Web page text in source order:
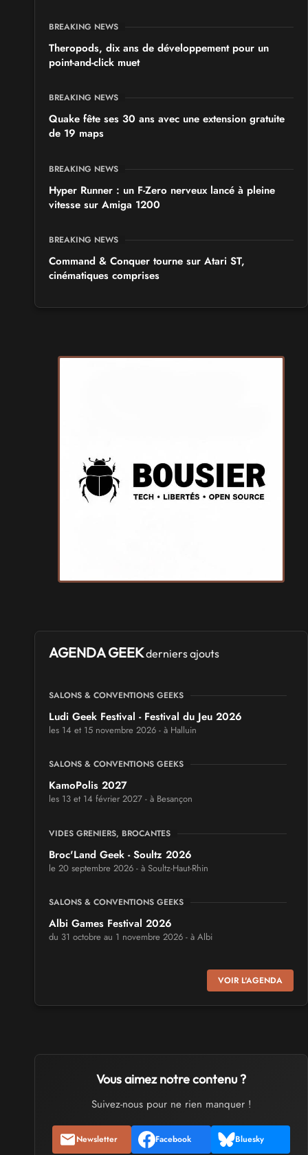
BREAKING NEWS
Theropods, dix ans de développement pour un
point-and-click muet
BREAKING NEWS
Quake fête ses 30 ans avec une extension gratuite
de 19 maps
BREAKING NEWS
Hyper Runner : un F-Zero nerveux lancé à pleine
vitesse sur Amiga 1200
BREAKING NEWS
Command & Conquer tourne sur Atari ST,
cinématiques comprises
AGENDA GEEKderniers ajouts
SALONS & CONVENTIONS GEEKS
Ludi Geek Festival - Festival du Jeu 2026
les 14 et 15 novembre 2026 - à Halluin
SALONS & CONVENTIONS GEEKS
KamoPolis 2027
les 13 et 14 février 2027 - à Besançon
VIDES GRENIERS, BROCANTES
Broc'Land Geek - Soultz 2026
le 20 septembre 2026 - à Soultz-Haut-Rhin
SALONS & CONVENTIONS GEEKS
Albi Games Festival 2026
du 31 octobre au 1 novembre 2026 - à Albi
Virtual Calais - salon du jeu vidéo et des loisirs
numériques 2026
SALONS & CONVENTIONS GEEKS
Trolls et Légendes 2027
CULTURE JAPONAISE ET OTAKU
Mang'Azur 2027
VOIR L'AGENDA
Vous aimez notre contenu ?
Suivez-nous pour ne rien manquer !
Newsletter Facebook Bluesky